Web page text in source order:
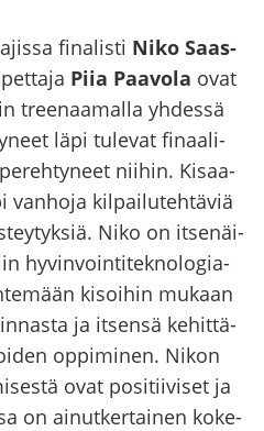
fi­na­lis­ti Niko Saas­
Piia Paa­vo­la ovat
tree­naa­mal­la yh­des­sä
läpi tu­le­vat fi­naa­li­
nii­hin. Ki­saa­
van­ho­ja kil­pai­lu­teh­tä­viä
Niko on it­se­näi­
hy­vin­voin­ti­tek­no­lo­gia­
ki­soi­hin mu­kaan
ja it­sen­sä ke­hit­tä­
op­pi­mi­nen. Nikon
ovat po­si­tii­vi­set ja
on ai­nut­ker­tai­nen ko­ke­